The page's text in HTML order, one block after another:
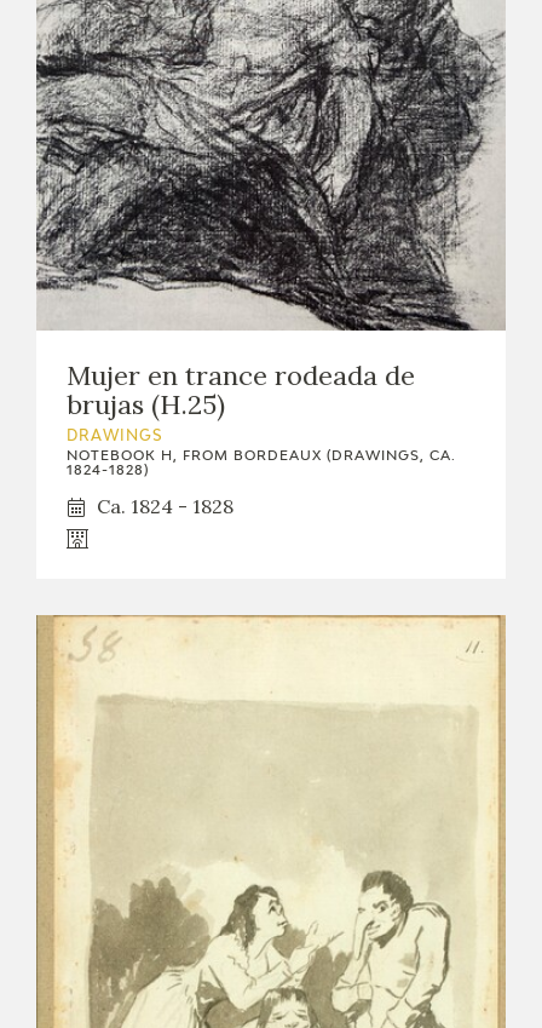
Mujer en trance rodeada de
brujas (H.25)
DRAWINGS
NOTEBOOK H, FROM BORDEAUX (DRAWINGS, CA.
1824-1828)
Ca. 1824 - 1828